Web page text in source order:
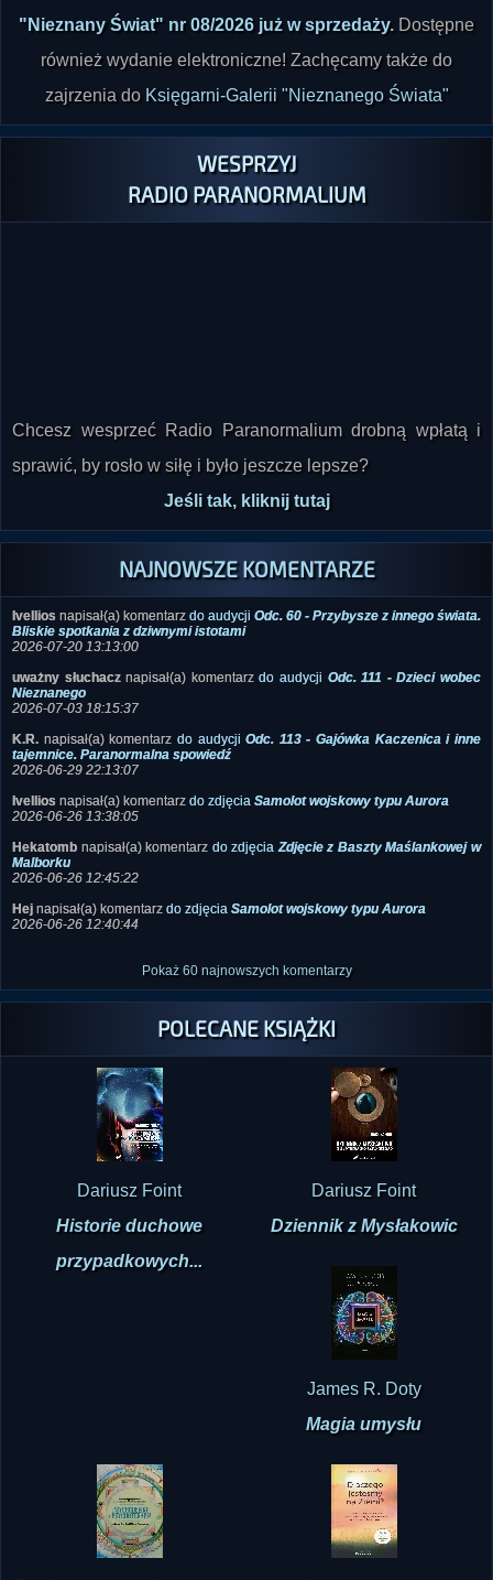
również wydanie elektroniczne! Zachęcamy także do
zajrzenia doKsięgarni-Galerii "Nieznanego Świata"
WESPRZYJ
RADIO PARANORMALIUM
Chcesz wesprzeć Radio Paranormalium drobną wpłatą i
sprawić, by rosło w siłę i było jeszcze lepsze?
Jeśli tak, kliknij tutaj
NAJNOWSZE KOMENTARZE
Ivellios napisał(a) komentarzdo audycji
Odc. 60 - Przybysze z innego świata.
Bliskie spotkania z dziwnymi istotami
uważny słuchacz
napisał(a) komentarz do audycji
Nieznanego
K.R.napisał(a) komentarzdo audycji
Odc. 113 - Gajówka Kaczenica i inne
tajemnice. Paranormalna spowiedź
Ivelliosnapisał(a) komentarz do zdjęcia
Samolot wojskowy typu Aurora
Hekatomb
napisał(a) komentarz do zdjęcia
Zdjęcie z Baszty Maślankowej w
Malborku
Hejnapisał(a) komentarz do zdjęcia
Samolot wojskowy typu Aurora
Pokaż 60 najnowszych komentarzy
POLECANE KSIĄŻKI
Dariusz Foint
Historie duchowe
przypadkowych...
Dariusz Foint
Dziennik z Mysłakowic
James R. Doty
Magia umysłu